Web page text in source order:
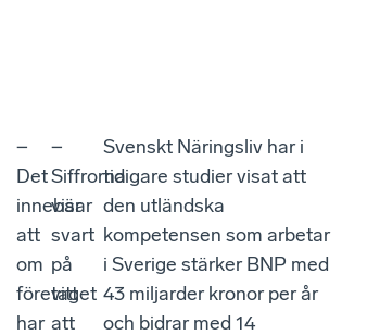
−
Det
innebär
att
om
företaget
har
−
Siffrorna
visar
svart
på
vitt
att
Svenskt Näringsliv har i
tidigare studier visat att
den utländska
kompetensen som arbetar
i Sverige stärker BNP med
43 miljarder kronor per år
och bidrar med 14